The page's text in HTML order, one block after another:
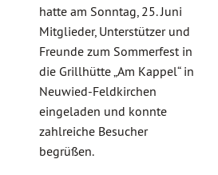
hatte am Sonntag, 25. Juni
Mitglieder, Unterstützer und
Freunde zum Sommerfest in
die Grillhütte „Am Kappel“ in
Neuwied-Feldkirchen
eingeladen und konnte
zahlreiche Besucher
begrüßen.